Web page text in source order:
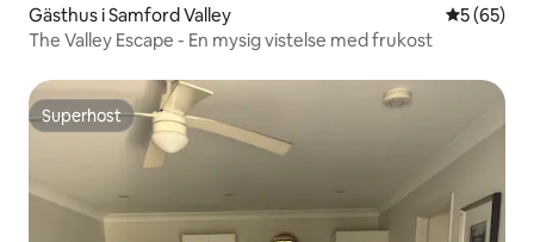
Gästhus i Samford Valley 5 av 5 i
5 (65)
The Valley Escape - En mysig vistelse med frukost
Superhost
Superhost